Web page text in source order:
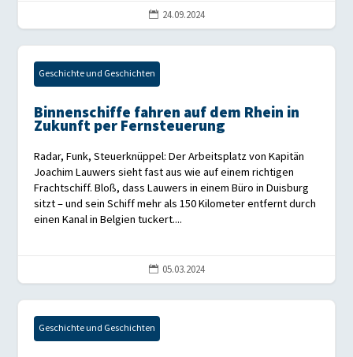
 24.09.2024
Geschichte und Geschichten
Binnenschiffe fahren auf dem Rhein in
Zukunft per Fernsteuerung
Radar, Funk, Steuerknüppel: Der Arbeitsplatz von Kapitän
Joachim Lauwers sieht fast aus wie auf einem richtigen
Frachtschiff. Bloß, dass Lauwers in einem Büro in Duisburg
sitzt – und sein Schiff mehr als 150 Kilometer entfernt durch
einen Kanal in Belgien tuckert....
 05.03.2024
Geschichte und Geschichten